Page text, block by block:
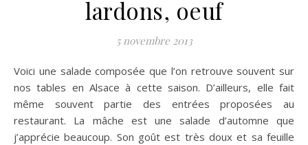
lardons, oeuf
5 novembre 2013
Voici une salade composée que l’on retrouve souvent sur
nos tables en Alsace à cette saison. D’ailleurs, elle fait
même souvent partie des entrées proposées au
restaurant. La mâche est une salade d’automne que
j’apprécie beaucoup. Son goût est très doux et sa feuille